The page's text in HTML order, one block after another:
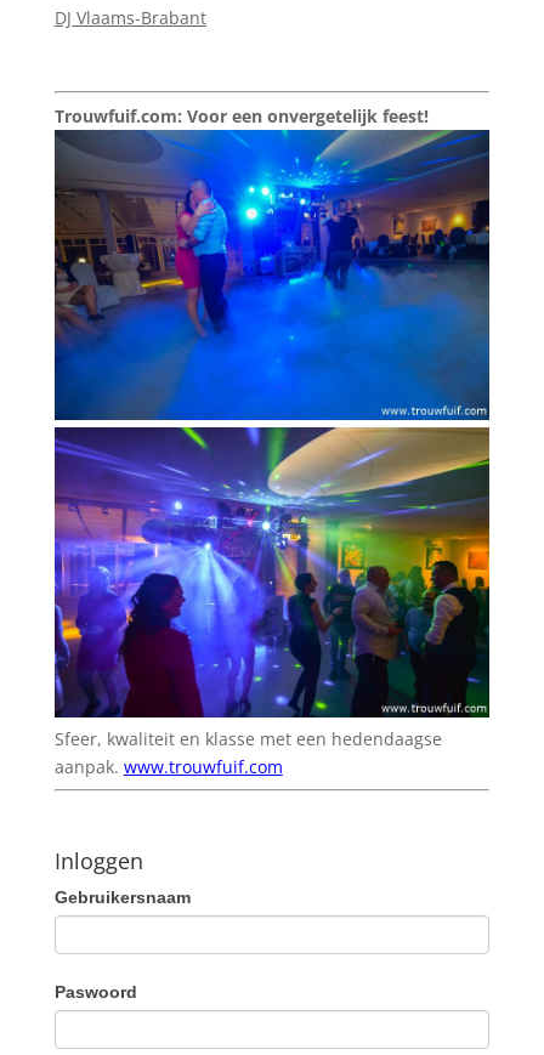
DJ Vlaams-Brabant
Trouwfuif.com: Voor een onvergetelijk feest!
Sfeer, kwaliteit en klasse met een hedendaagse
aanpak. www.trouwfuif.com
Inloggen
Gebruikersnaam
Paswoord